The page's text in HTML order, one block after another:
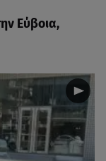
Εύβοια,